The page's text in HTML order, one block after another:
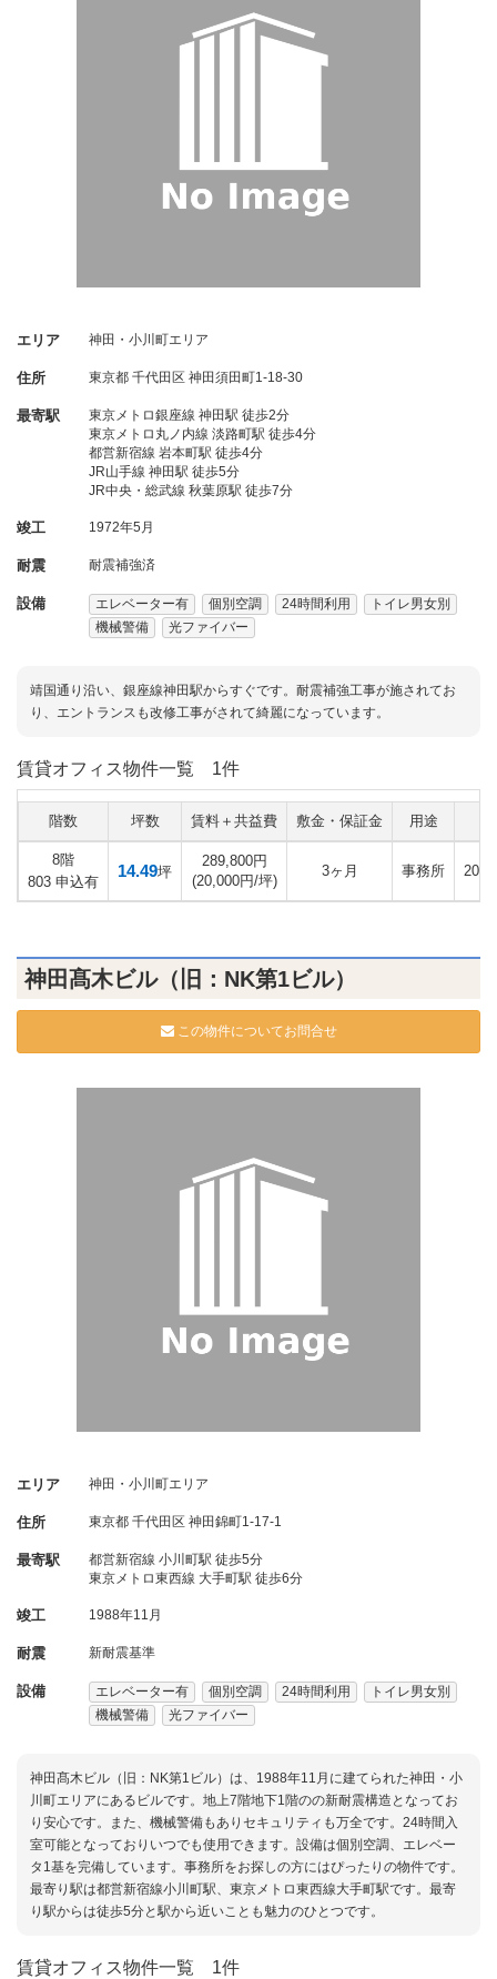
エリア 神田・小川町エリア
住所 東京都 千代田区 神田須田町1-18-30
最寄駅
東京メトロ銀座線 神田駅 徒歩2分
東京メトロ丸ノ内線 淡路町駅 徒歩4分
都営新宿線 岩本町駅 徒歩4分
JR山手線 神田駅 徒歩5分
JR中央・総武線 秋葉原駅 徒歩7分
竣工 1972年5月
耐震 耐震補強済
設備 エレベーター有 個別空調 24時間利用
トイレ男女別
機械警備
光ファイバー
靖国通り沿い、銀座線神田駅からすぐです。耐震補強工事が施されてお
り、エントランスも改修工事がされて綺麗になっています。
賃貸オフィス物件一覧 1件
階数 坪数 賃料＋共益費 敷金・保証金 用途
8階
803 申込有
14.49坪
289,800円
(20,000円/坪)
3ヶ月 事務所
神田髙木ビル（旧：NK第1ビル）
この物件についてお問合せ
エリア 神田・小川町エリア
住所 東京都 千代田区 神田錦町1-17-1
最寄駅
都営新宿線 小川町駅 徒歩5分
東京メトロ東西線 大手町駅 徒歩6分
竣工 1988年11月
耐震 新耐震基準
設備 エレベーター有 個別空調 24時間利用
トイレ男女別
機械警備
光ファイバー
神田髙木ビル（旧：NK第1ビル）は、1988年11月に建てられた神田・小
川町エリアにあるビルです。地上7階地下1階のの新耐震構造となってお
り安心です。また、機械警備もありセキュリティも万全です。24時間入
室可能となっておりいつでも使用できます。設備は個別空調、エレベー
タ1基を完備しています。事務所をお探しの方にはぴったりの物件です。
最寄り駅は都営新宿線小川町駅、東京メトロ東西線大手町駅です。最寄
り駅からは徒歩5分と駅から近いことも魅力のひとつです。
賃貸オフィス物件一覧 1件